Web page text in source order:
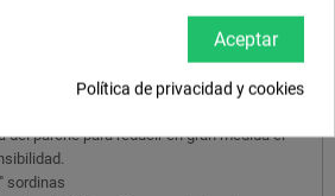
STANDARD PACK - 12", 13", 14", 16", BD22,
el kit. Están diseñados para reducir
de la batería acústica, para que se puedas
del parche para reducir en gran medida el
sordinas
Aceptar
Política de privacidad y cookies